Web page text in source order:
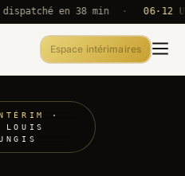
en 38 min · 06·12 UTC
Espace intérimaires
·
LOUIS